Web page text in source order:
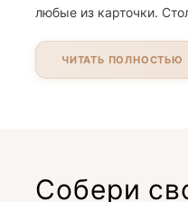
любые из карточки.
ЧИТАТЬ ПОЛНОСТЬЮ
Собери